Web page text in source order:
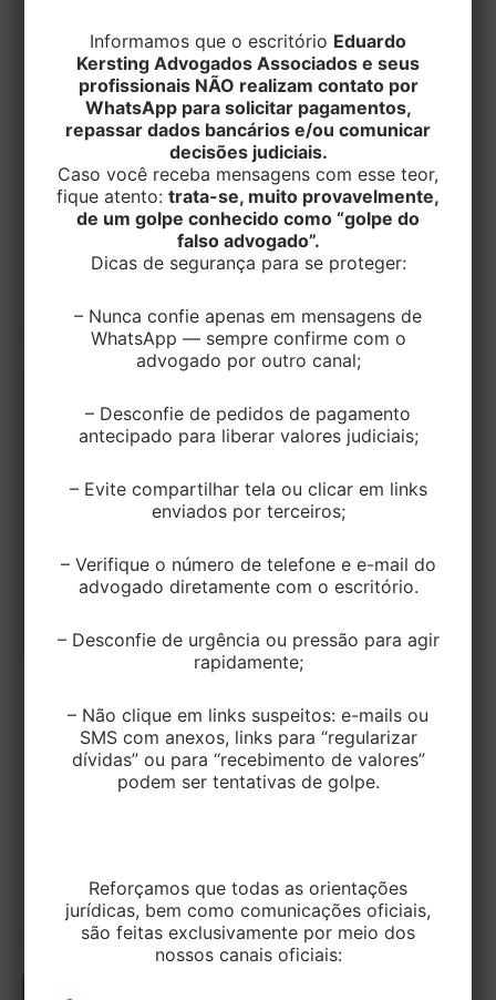
TRIBUTÁRIO
Reforma Tributária do Consumo e o
Impacto sobre Integralização e
Devolução de Capital com Bens
EditorEK /11 de setembro de 2025
A Reforma Tributária do Consumo, aprovada pela
Emenda Constitucional nº 132/2023 e
regulamentada pela Lei Complementar nº
PERSE: Decisão do STJ Define Regras e
Abre Caminho para Novas Ações
turismo ao julgar, sob o
Informamos que o escritório Eduardo
Kersting Advogados Associados e seus
profissionais NÃO realizam contato por
WhatsApp para solicitar pagamentos,
repassar dados bancários e/ou comunicar
decisões judiciais.
Caso você receba mensagens com esse teor,
fique atento: trata-se, muito provavelmente,
de um golpe conhecido como “golpe do
falso advogado”.
Dicas de segurança para se proteger:
– Nunca confie apenas em mensagens de
WhatsApp — sempre confirme com o
advogado por outro canal;
– Desconfie de pedidos de pagamento
antecipado para liberar valores judiciais;
– Evite compartilhar tela ou clicar em links
enviados por terceiros;
– Verifique o número de telefone e e-mail do
advogado diretamente com o escritório.
– Desconfie de urgência ou pressão para agir
rapidamente;
– Não clique em links suspeitos: e-mails ou
SMS com anexos, links para “regularizar
dívidas” ou para “recebimento de valores”
podem ser tentativas de golpe.
Reforçamos que todas as orientações
jurídicas, bem como comunicações oficiais,
são feitas exclusivamente por meio dos
nossos canais oficiais: